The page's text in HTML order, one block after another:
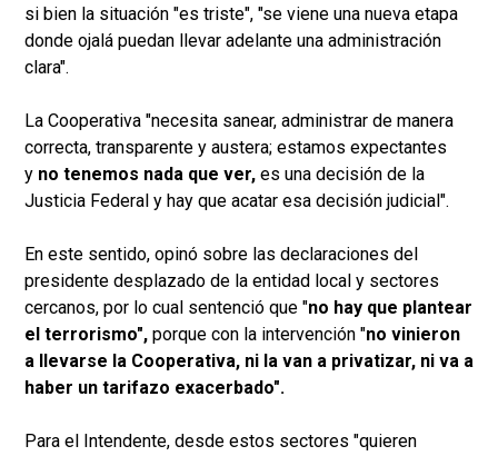
si bien la situación "es triste", "se viene una nueva etapa
donde ojalá puedan llevar adelante una administración
clara".
La Cooperativa "necesita sanear, administrar de manera
correcta, transparente y austera; estamos expectantes
y no tenemos nada que ver, es una decisión de la
Justicia Federal y hay que acatar esa decisión judicial".
En este sentido, opinó sobre las declaraciones del
presidente desplazado de la entidad local y sectores
cercanos, por lo cual sentenció que "no hay que plantear
el terrorismo", porque con la intervención "no vinieron
a llevarse la Cooperativa, ni la van a privatizar, ni va a
haber un tarifazo exacerbado".
Para el Intendente, desde estos sectores "quieren